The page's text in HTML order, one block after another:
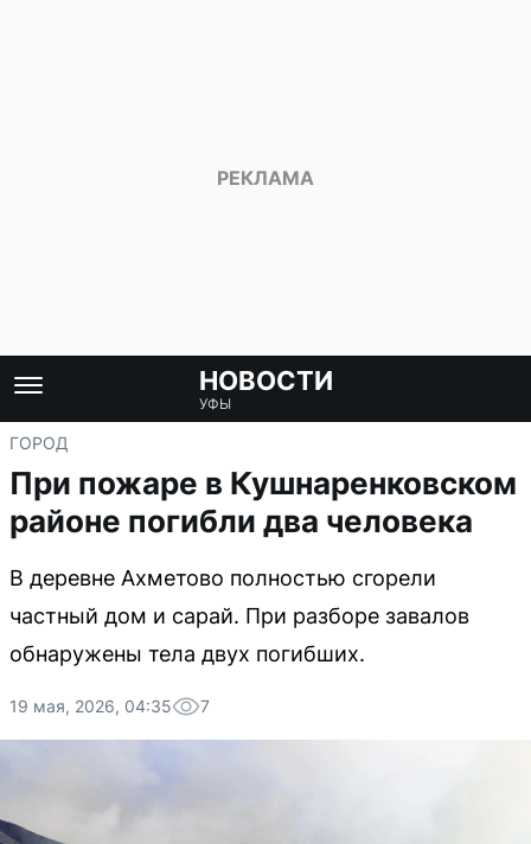
НОВОСТИ
УФЫ
ГОРОД
При пожаре в Кушнаренковском
районе погибли два человека
В деревне Ахметово полностью сгорели
частный дом и сарай. При разборе завалов
обнаружены тела двух погибших.
19 мая, 2026, 04:35 7